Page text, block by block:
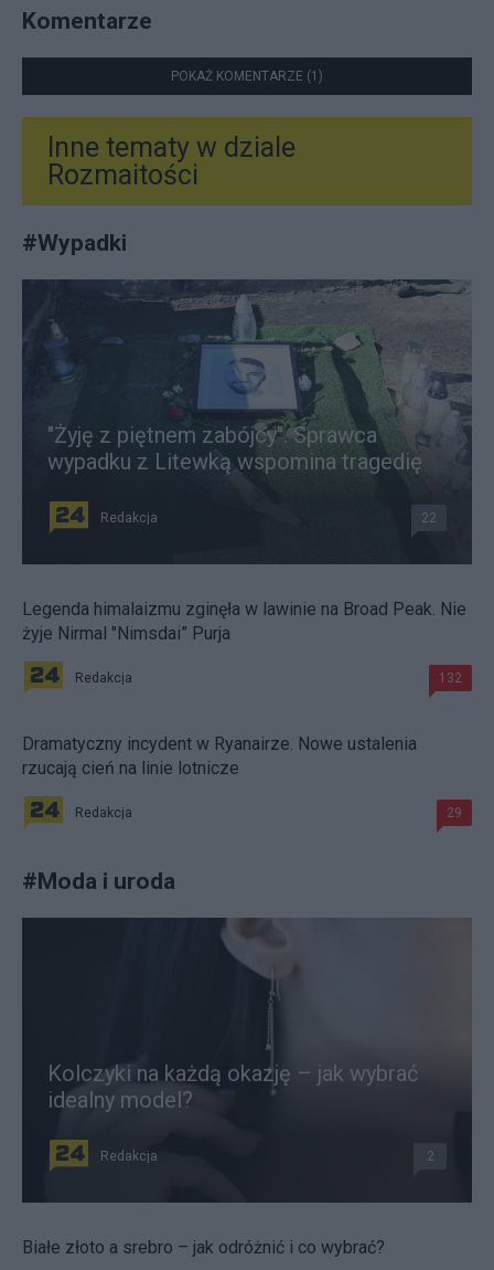
Komentarze
POKAŻ KOMENTARZE (1)
Inne tematy w dziale
Rozmaitości
#Wypadki
"Żyję z piętnem zabójcy". Sprawca
wypadku z Litewką wspomina tragedię
Redakcja 22
Legenda himalaizmu zginęła w lawinie na Broad Peak. Nie
żyje Nirmal "Nimsdai” Purja
Redakcja 132
Dramatyczny incydent w Ryanairze. Nowe ustalenia
rzucają cień na linie lotnicze
Redakcja 29
#Moda i uroda
Kolczyki na każdą okazję – jak wybrać
idealny model?
Redakcja 2
Białe złoto a srebro – jak odróżnić i co wybrać?